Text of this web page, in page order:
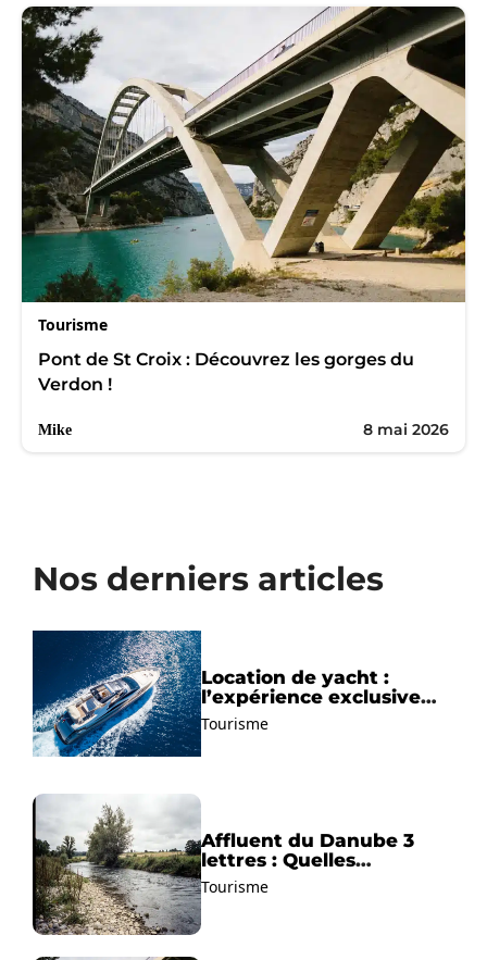
Tourisme
Pont de St Croix : Découvrez les gorges du
Verdon !
Mike 8 mai 2026
Nos derniers articles
Location de yacht :
l’expérience exclusive
pour découvrir la
Méditerranée autrement
Tourisme
Affluent du Danube 3
lettres : Quelles
solutions trouver ?
Tourisme